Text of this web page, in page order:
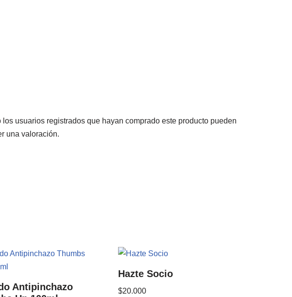
los usuarios registrados que hayan comprado este producto pueden
una valoración.
Antipinchazo
Hazte Socio
$20.000